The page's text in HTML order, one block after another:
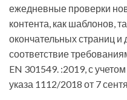
ежедневные проверки
контента, как шаблонов,
окончательных страниц и
соответствие
EN 301549. :2019, с
указа 1112/2018 от 7